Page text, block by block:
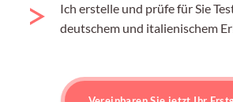
Ich erstelle und prüfe für Sie
deutschem und italienischem